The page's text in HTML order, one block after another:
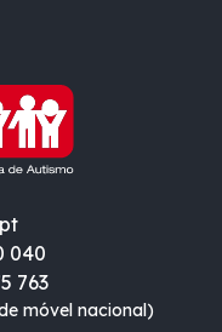
040
763
móvel nacional)